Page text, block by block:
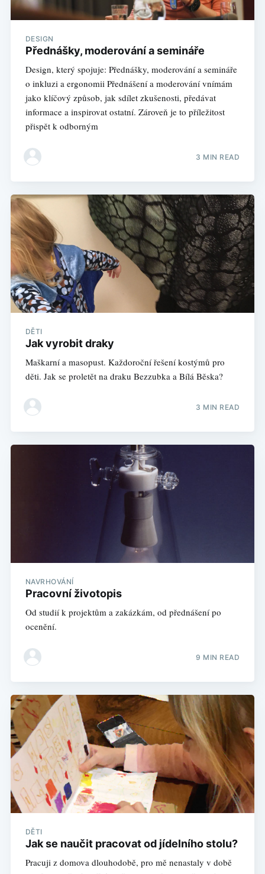
DESIGN
Přednášky, moderování a semináře
Design, který spojuje: Přednášky, moderování a semináře
o inkluzi a ergonomii Přednášení a moderování vnímám
jako klíčový způsob, jak sdílet zkušenosti, předávat
informace a inspirovat ostatní. Zároveň je to příležitost
přispět k odborným
3 MIN READ
DĚTI
Jak vyrobit draky
Maškarní a masopust. Každoroční řešení kostýmů pro
děti. Jak se proletět na draku Bezzubka a Bílá Běska?
3 MIN READ
NAVRHOVÁNÍ
Pracovní životopis
Od studií k projektům a zakázkám, od přednášení po
ocenění.
9 MIN READ
DĚTI
Jak se naučit pracovat od jídelního stolu?
Pracuji z domova dlouhodobě, pro mě nenastaly v době